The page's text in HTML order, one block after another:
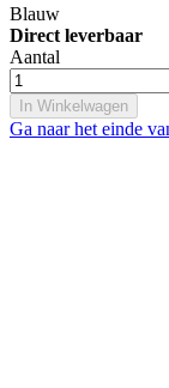
Blauw
Direct leverbaar
Aantal
In Winkelwagen
Ga naar het einde